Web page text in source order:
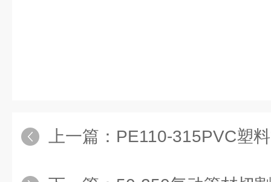
上一篇： PE110-315PVC塑